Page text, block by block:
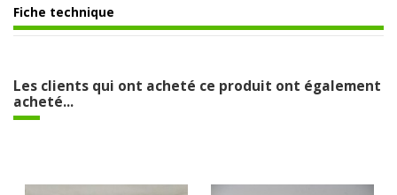
Fiche technique
Les clients qui ont acheté ce produit ont également
acheté...